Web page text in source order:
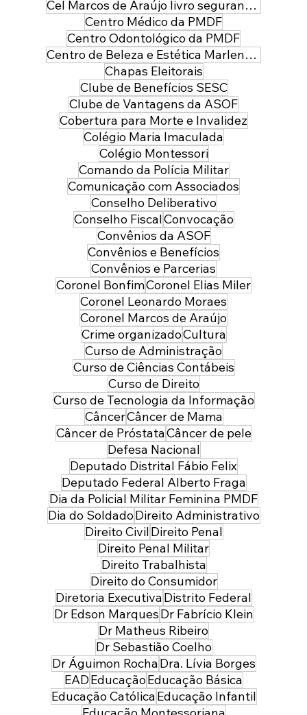
Cel Marcos de Araújo livro segurança pública
Centro Médico da PMDF
Centro Odontológico da PMDF
Centro de Beleza e Estética Marlene Leal
Chapas Eleitorais
Clube de Benefícios SESC
Clube de Vantagens da ASOF
Cobertura para Morte e Invalidez
Colégio Maria Imaculada
Colégio Montessori
Comando da Polícia Militar
Comunicação com Associados
Conselho Deliberativo
Conselho FiscalConvocação
Convênios da ASOF
Convênios e Benefícios
Convênios e Parcerias
Coronel BonfimCoronel Elias Miler
Coronel Leonardo Moraes
Coronel Marcos de Araújo
Crime organizadoCultura
Curso de Administração
Curso de Ciências Contábeis
Curso de Direito
Curso de Tecnologia da Informação
CâncerCâncer de Mama
Câncer de PróstataCâncer de pele
Defesa Nacional
Deputado Distrital Fábio Felix
Deputado Federal Alberto Fraga
Dia da Policial Militar Feminina PMDF
Dia do SoldadoDireito Administrativo
Direito CivilDireito Penal
Direito Penal Militar
Direito Trabalhista
Direito do Consumidor
Diretoria ExecutivaDistrito Federal
Dr Edson MarquesDr Fabrício Klein
Dr Matheus Ribeiro
Dr Sebastião Coelho
Dr Águimon RochaDra. Lívia Borges
EADEducaçãoEducação Básica
Educação CatólicaEducação Infantil